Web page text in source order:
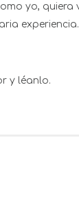
yo, quiera
experiencia.
y léanlo.